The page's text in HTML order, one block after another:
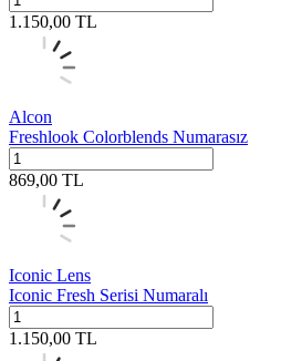
1.150,00 TL
Alcon
Freshlook Colorblends Numarasız
869,00 TL
Iconic Lens
Iconic Fresh Serisi Numaralı
1.150,00 TL